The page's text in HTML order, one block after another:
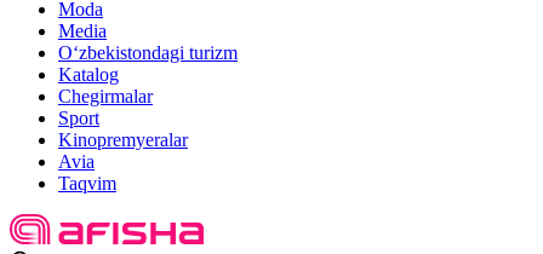
Moda
Media
O‘zbekistondagi turizm
Katalog
Chegirmalar
Sport
Kinopremyeralar
Avia
Taqvim